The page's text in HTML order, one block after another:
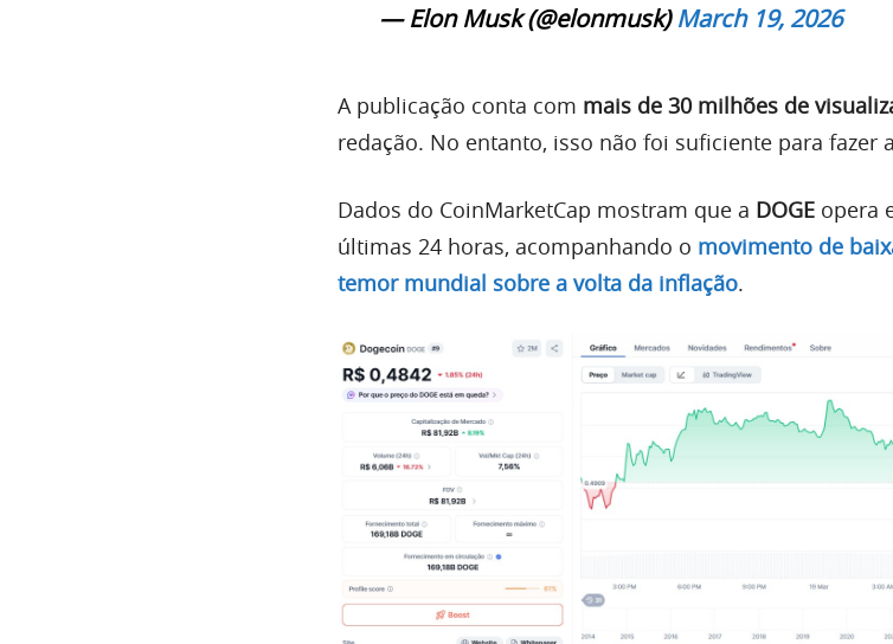
— Elon Musk (@elonmusk)March 19, 2026
A publicação conta com mais de 30 milhões de
redação. No entanto, isso não foi suficiente para fazer
Dados do CoinMarketCap mostram que a DOGE opera
últimas 24 horas, acompanhando o movimento de
temor mundial sobre a volta da inflação.